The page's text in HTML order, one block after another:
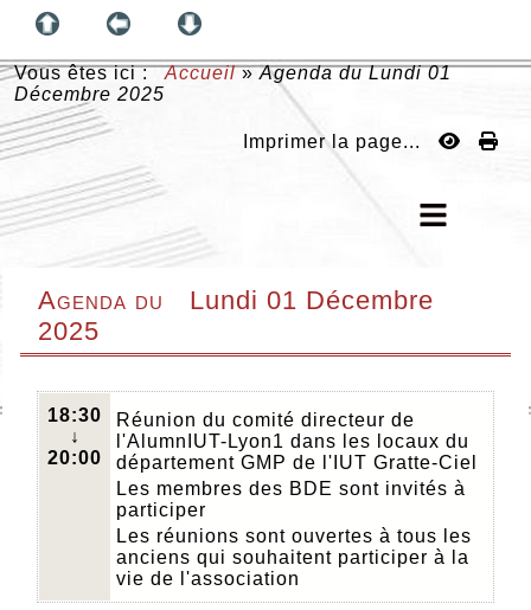
Vous êtes ici :Accueil»Agenda duLundi 01
Décembre 2025
Imprimer la page...
Agenda du
Lundi 01 Décembre
2025
18:30
↓
20:00
Réunion du comité directeur de
l'AlumnIUT-Lyon1 dans les locaux du
département GMP de l'IUT Gratte-Ciel
Les membres des BDE sont invités à
participer
Les réunions sont ouvertes à tous les
anciens qui souhaitent participer à la
vie de l'association